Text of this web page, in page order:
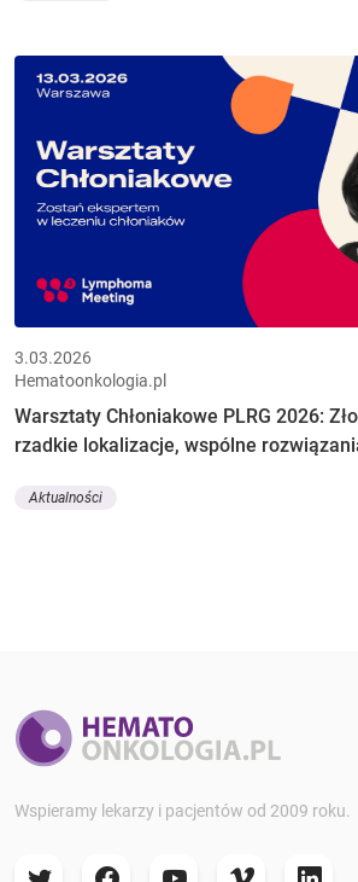
3.03.2026
Hematoonkologia.pl
Warsztaty Chłoniakowe PLRG 2026:
rzadkie lokalizacje, wspólne
Aktualności
Wspieramy lekarzy i pacjentów od 2009 roku.